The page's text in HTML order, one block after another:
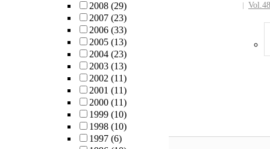
2008 (29)
2007 (23)
2006 (33)
2005 (13)
2004 (23)
2003 (13)
2002 (11)
2001 (11)
2000 (11)
1999 (10)
1998 (10)
1997 (6)